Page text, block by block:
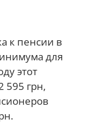
к пенсии в
для
этот
595 грн,